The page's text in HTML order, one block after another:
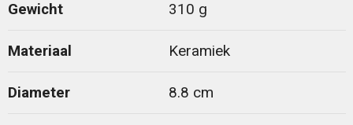
Gewicht 310 g
Materiaal Keramiek
Diameter 8.8 cm